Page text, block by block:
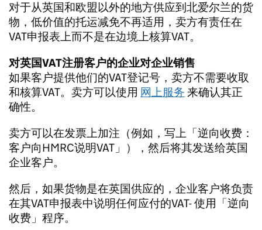
对于从英国和欧盟以外的地方供应到北爱尔兰的货
物，低价值的托运减免不再适用，卖方有责任在
VAT申报表上而不是在边境上核算VAT。
对英国VAT注册客户的企业对企业销售
如果客户提供他们的VAT登记号，卖方不需要收取
和核算VAT。卖方可以使用 网上服务 来确认其正
确性。
卖方可以在发票上加注（例如，写上「逆向收费：
客户向HMRC说明VAT」），然后将其发送给英国
企业客户。
然后，如果货物是在英国供应的，企业客户将负责
在其VAT申报表中说明任何应付的VAT- 使用「逆向
收费」程序。